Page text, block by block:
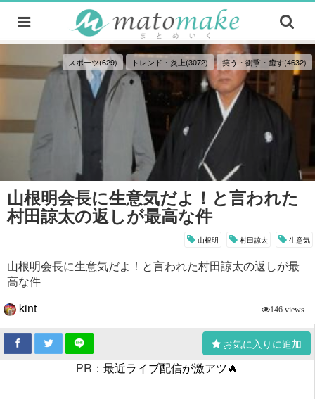
スポーツ(629) トレンド・炎上(3072) 笑う・衝撃・癒す(4632)
山根明会長に生意気だよ！と言われた
村田諒太の返しが最高な件
山根明 村田諒太 生意気
山根明会長に生意気だよ！と言われた村田諒太の返しが最
高な件
kint
146 views
お気に入りに追加
PR： 最近ライブ配信が激アツ🔥